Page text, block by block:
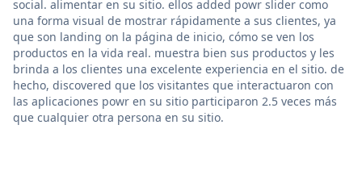
social. alimentar en su sitio. ellos added powr slider como
una forma visual de mostrar rápidamente a sus clientes, ya
que son landing on la página de inicio, cómo se ven los
productos en la vida real. muestra bien sus productos y les
brinda a los clientes una excelente experiencia en el sitio. de
hecho, discovered que los visitantes que interactuaron con
las aplicaciones powr en su sitio participaron 2.5 veces más
que cualquier otra persona en su sitio.